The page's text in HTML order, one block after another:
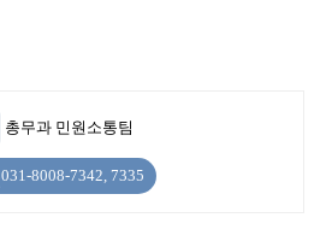
총무과 민원소통팀
031-8008-7342, 7335